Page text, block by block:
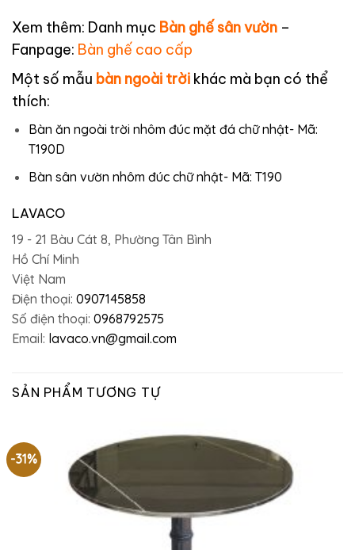
Xem thêm: Danh mục Bàn ghế sân vườn –
Fanpage: Bàn ghế cao cấp
Một số mẫu bàn ngoài trời khác mà bạn có thể
thích:
Bàn ăn ngoài trời nhôm đúc mặt đá chữ nhật- Mã:
T190D
Bàn sân vườn nhôm đúc chữ nhật- Mã: T190
LAVACO
19 - 21 Bàu Cát 8, Phường Tân Bình
Hồ Chí Minh
Việt Nam
Điện thoại: 0907145858
Số điện thoại: 0968792575
Email: lavaco.vn@gmail.com
SẢN PHẨM TƯƠNG TỰ
-31%